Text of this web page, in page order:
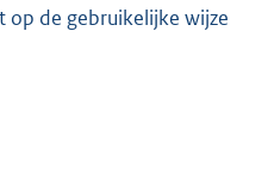
op de gebruikelijke wijze